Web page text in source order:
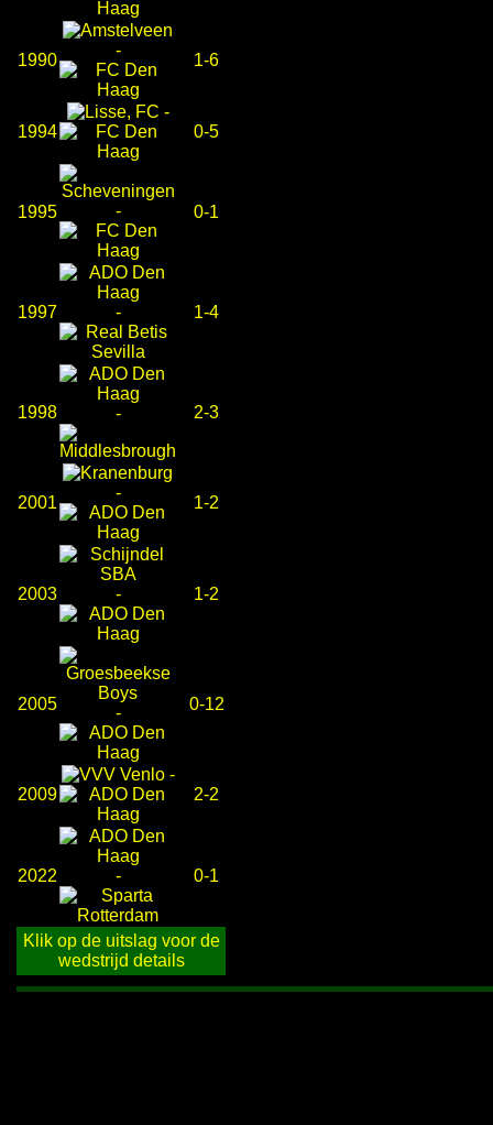
1990
-
1-6
1994
-
0-5
1995 - 0-1
1997 - 1-4
1998 - 2-3
2001
-
1-2
2003 - 1-2
2005 - 0-12
2009
-
2-2
2022 - 0-1
Klik op de uitslag voor de
wedstrijd details